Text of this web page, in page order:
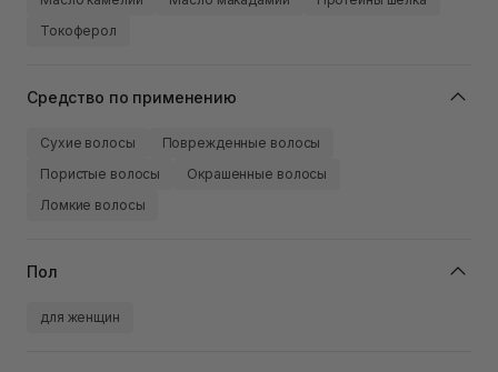
Токоферол
Средство по применению
Сухие волосы
Поврежденные волосы
Пористые волосы
Окрашенные волосы
Ломкие волосы
Пол
для женщин